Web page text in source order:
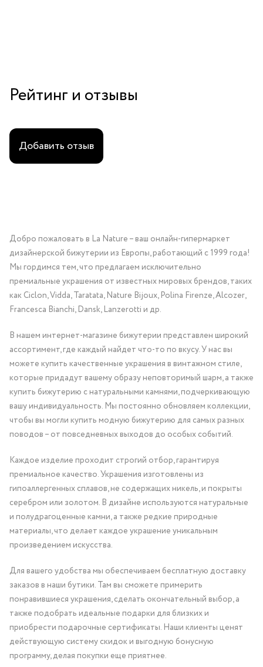
Рейтинг и отзывы
Добавить отзыв
Добро пожаловать в La Nature – ваш онлайн-гипермаркет
дизайнерской бижутерии из Европы, работающий с 1999 года!
Мы гордимся тем, что предлагаем исключительно
премиальные украшения от известных мировых брендов, таких
как Ciclon, Vidda, Taratata, Nature Bijoux, Polina Firenze, Alcozer,
Francesca Bianchi, Dansk, Lanzerotti и др.
В нашем интернет-магазине бижутерии представлен широкий
ассортимент, где каждый найдет что-то по вкусу. У нас вы
можете купить качественные украшения в винтажном стиле,
которые придадут вашему образу неповторимый шарм, а также
купить бижутерию с натуральными камнями, подчеркивающую
вашу индивидуальность. Мы постоянно обновляем коллекции,
чтобы вы могли купить модную бижутерию для самых разных
поводов – от повседневных выходов до особых событий.
Каждое изделие проходит строгий отбор, гарантируя
премиальное качество. Украшения изготовлены из
гипоаллергенных сплавов, не содержащих никель, и покрыты
серебром или золотом. В дизайне используются натуральные
и полудрагоценные камни, а также редкие природные
материалы, что делает каждое украшение уникальным
произведением искусства.
Для вашего удобства мы обеспечиваем бесплатную доставку
заказов в наши бутики. Там вы сможете примерить
понравившиеся украшения, сделать окончательный выбор, а
также подобрать идеальные подарки для близких и
приобрести подарочные сертификаты. Наши клиенты ценят
действующую систему скидок и выгодную бонусную
программу, делая покупки еще приятнее.